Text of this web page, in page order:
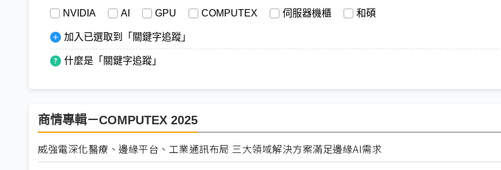
NVIDIA AI GPU COMPUTEX 伺服器機櫃 和碩
加入已選取到「關鍵字追蹤」
什麼是「關鍵字追蹤」
商情專輯－COMPUTEX 2025
威強電深化醫療、邊緣平台、工業通訊布局 三大領域解決方案滿足邊緣AI需求